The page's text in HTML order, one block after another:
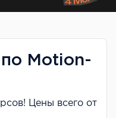
Motion-
Цены всего от